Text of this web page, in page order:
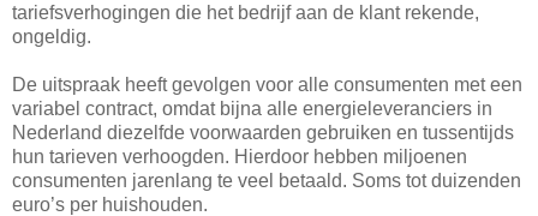
tariefsverhogingen die het bedrijf aan de klant rekende,
ongeldig.
De uitspraak heeft gevolgen voor alle consumenten met een
variabel contract, omdat bijna alle energieleveranciers in
Nederland diezelfde voorwaarden gebruiken en tussentijds
hun tarieven verhoogden. Hierdoor hebben miljoenen
consumenten jarenlang te veel betaald. Soms tot duizenden
euro’s per huishouden.